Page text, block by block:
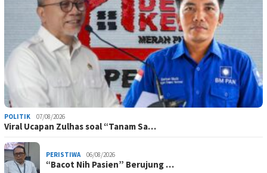
POLITIK 07/08/2026
Viral Ucapan Zulhas soal “Tanam Sa…
PERISTIWA 06/08/2026
“Bacot Nih Pasien” Berujung …